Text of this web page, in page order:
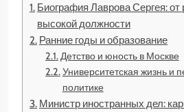
Биография Лаврова Сергея: от
высокой должности
Ранние годы и образование
Детство и юность в Москве
Университетская жизнь и
политике
Министр иностранных дел: